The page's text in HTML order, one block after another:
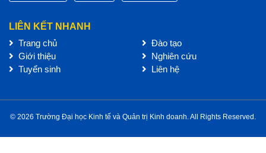
LIÊN KẾT NHANH
Trang chủ
Giới thiệu
Tuyển sinh
Đào tạo
Nghiên cứu
Liên hệ
© 2026 Trường Đại học Kinh tế và Quản trị Kinh doanh. All Rights Reserved.